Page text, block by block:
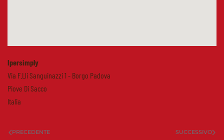
Ipersimply
Via F.Lli Sanguinazzi 1 - Borgo Padova
Piove Di Sacco
Italia
PRECEDENTE SUCCESSIVO